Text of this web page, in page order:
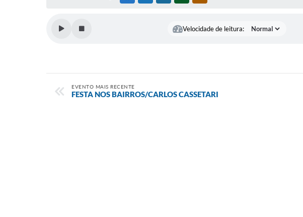
Velocidade de leitura:
EVENTO MAIS RECENTE
FESTA NOS BAIRROS/CARLOS CASSETARI